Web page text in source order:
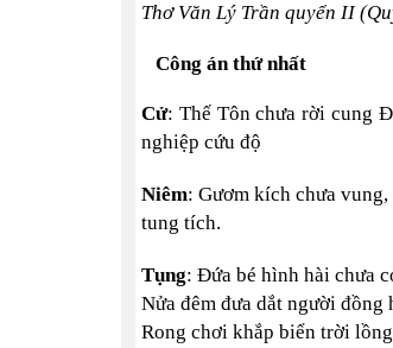
Thơ Văn Lý Trần quyển II
Công án thứ nhất
Cử: Thế Tôn chưa rời cung
nghiệp cứu độ
Niêm: Gươm kích chưa
tung tích.
Tụng: Đứa bé hình hài chưa
Nửa đêm đưa dắt người đồng
Rong chơi khắp biển trời